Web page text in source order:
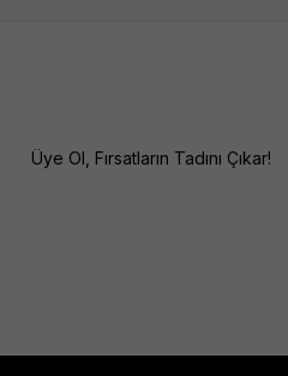
Üye Ol, Fırsatların Tadını Çıkar!